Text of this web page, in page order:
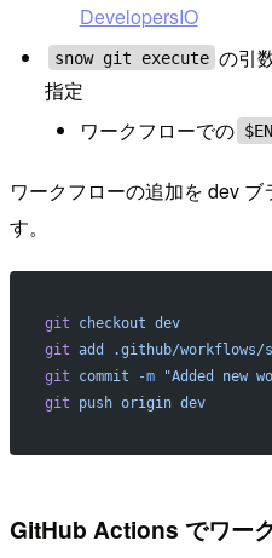
DevelopersIO
snow git execute の引
指定
ワークフローでの
ワークフローの追加を dev
す。
git checkout dev
git add
.github/workflows/
git commit -m "Added new
git push origin dev
GitHub Actions でワー